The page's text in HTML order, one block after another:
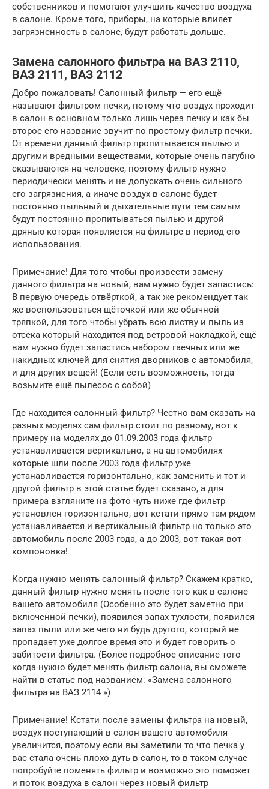
собственников и помогают улучшить качество воздуха
в салоне. Кроме того, приборы, на которые влияет
загрязненность в салоне, будут работать дольше.
Замена салонного фильтра на ВАЗ 2110,
ВАЗ 2111, ВАЗ 2112
Добро пожаловать! Салонный фильтр — его ещё
называют фильтром печки, потому что воздух проходит
в салон в основном только лишь через печку и как бы
второе его название звучит по простому фильтр печки.
От времени данный фильтр пропитывается пылью и
другими вредными веществами, которые очень пагубно
сказываются на человеке, поэтому фильтр нужно
периодически менять и не допускать очень сильного
его загрязнения, а иначе воздух в салоне будет
постоянно пыльный и дыхательные пути тем самым
будут постоянно пропитываться пылью и другой
дрянью которая появляется на фильтре в период его
использования.
Примечание! Для того чтобы произвести замену
данного фильтра на новый, вам нужно будет запастись:
В первую очередь отвёрткой, а так же рекомендует так
же воспользоваться щёточкой или же обычной
тряпкой, для того чтобы убрать всю листву и пыль из
отсека который находится под ветровой накладкой, ещё
вам нужно будет запастись набором гаечных или же
накидных ключей для снятия дворников с автомобиля,
и для других вещей! (Если есть возможность, тогда
возьмите ещё пылесос с собой)
Где находится салонный фильтр? Честно вам сказать на
разных моделях сам фильтр стоит по разному, вот к
примеру на моделях до 01.09.2003 года фильтр
устанавливается вертикально, а на автомобилях
которые шли после 2003 года фильтр уже
устанавливается горизонтально, как заменить и тот и
другой фильтр в этой статье будет сказано, а для
примера взгляните на фото чуть ниже где фильтр
установлен горизонтально, вот кстати прямо там рядом
устанавливается и вертикальный фильтр но только это
автомобиль после 2003 года, а до 2003, вот такая вот
компоновка!
Когда нужно менять салонный фильтр? Скажем кратко,
данный фильтр нужно менять после того как в салоне
вашего автомобиля (Особенно это будет заметно при
включенной печки), появился запах тухлости, появился
запах пыли или же чего ни будь другого, который не
пропадает уже долгое время это и будет говорить о
забитости фильтра. (Более подробное описание того
когда нужно будет менять фильтр салона, вы сможете
найти в статье под названием: «Замена салонного
фильтра на ВАЗ 2114 »)
Примечание! Кстати после замены фильтра на новый,
воздух поступающий в салон вашего автомобиля
увеличится, поэтому если вы заметили то что печка у
вас стала очень плохо дуть в салон, то в таком случае
попробуйте поменять фильтр и возможно это поможет
и поток воздуха в салон через новый фильтр